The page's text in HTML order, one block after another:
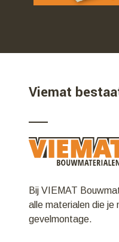
Viemat
Bij VIEMAT
alle materialen die je
gevelmontage.